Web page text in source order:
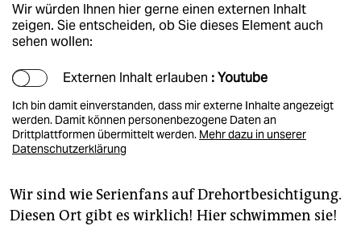
Wir würden Ihnen hier gerne einen externen Inhalt
zeigen. Sie entscheiden, ob Sie dieses Element auch
sehen wollen:
Externen Inhalt erlauben : Youtube
Ich bin damit einverstanden, dass mir externe Inhalte angezeigt
werden. Damit können personenbezogene Daten an
Drittplattformen übermittelt werden. Mehr dazu in unserer
Datenschutzerklärung
Wir sind wie Serienfans auf Drehortbesichtigung.
Diesen Ort gibt es wirklich! Hier schwimmen sie!